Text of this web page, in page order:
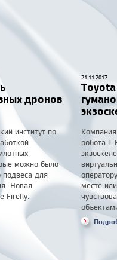
дронов
институт по
можно было
подвеса для
Новая
Firefly.
21.11.2017
робота
месте